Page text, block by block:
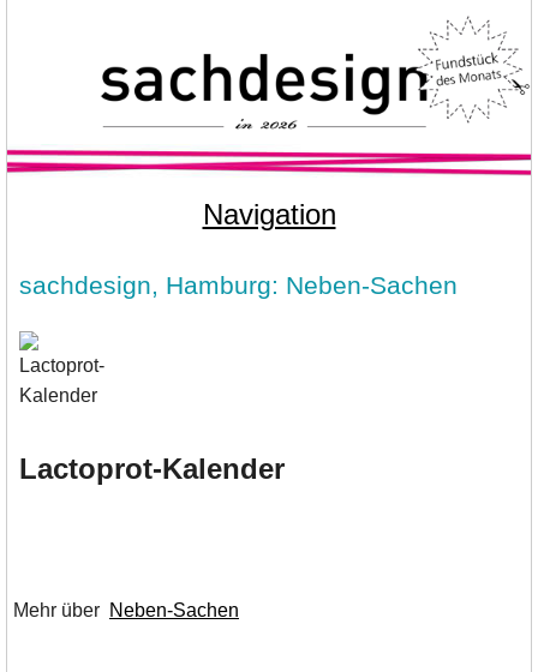
Navigation
sachdesign, Hamburg: Neben-Sachen
Lactoprot-Kalender
Mehr über Neben-Sachen